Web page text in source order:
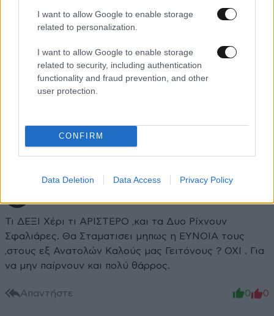
I want to allow Google to enable storage
related to personalization.
I want to allow Google to enable storage
related to security, including authentication
functionality and fraud prevention, and other
user protection.
CONFIRM
Data Deletion Data Access Privacy Policy
Xαρακτήρες: 0/1000
Τι ΔΕΞΙ Χέρι τι ΑΡΙΣΤΕΡΟ ,και τα Δυο Ρίχνουν
Σφαλιάρες. Θα Σταματισει μηπως η ΕΥΝΟΙΑ τους
,στους εξ Ανατολών Καλούς μας Γειτόνους ? ΟΧΙ . Για
να μην παίρνουν και πολύ θάρρος.
Απαντήστε 0 0